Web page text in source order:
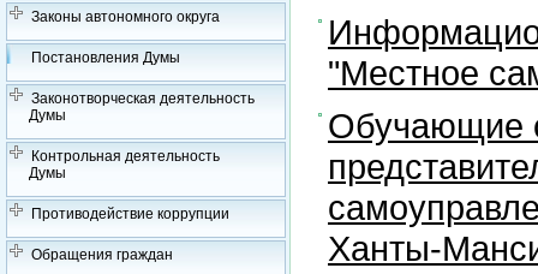
Законы автономного округа
Постановления Думы
Законотворческая деятельность
Думы
Контрольная деятельность
Думы
Противодействие коррупции
Обращения граждан
"Местное
Обучающие
Ханты-